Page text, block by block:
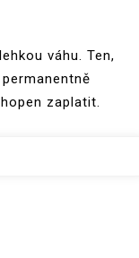
váhu. Ten,
zaplatit.